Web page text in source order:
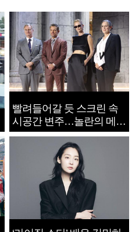
빨려들어갈 듯 스크린 속
시공간 변주…놀란의 메시
지는 ‘전쟁 속죄’